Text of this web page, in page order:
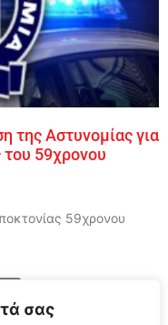
σας
της Αστυνομίας για
του 59χρονου
59χρονου